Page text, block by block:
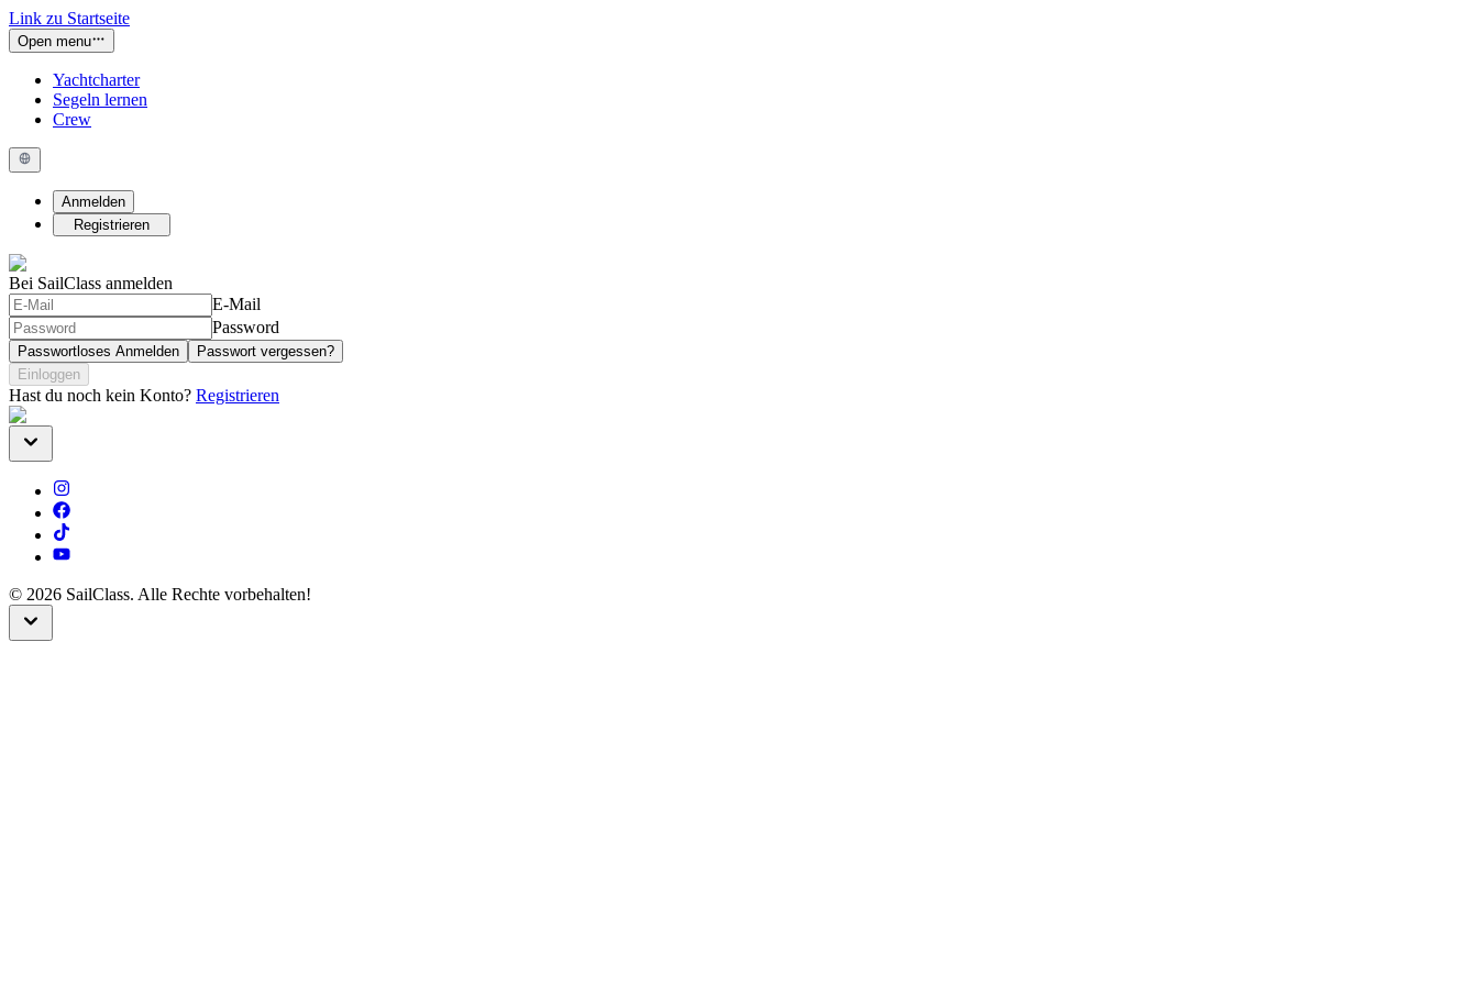
Link zu Startseite
Open menu
Yachtcharter
Segeln lernen
Crew
Anmelden
Registrieren
Bei SailClass anmelden
E-Mail
Password
Passwortloses Anmelden
Passwort vergessen?
Einloggen
Hast du noch kein Konto? Registrieren
© 2026 SailClass. Alle Rechte vorbehalten!